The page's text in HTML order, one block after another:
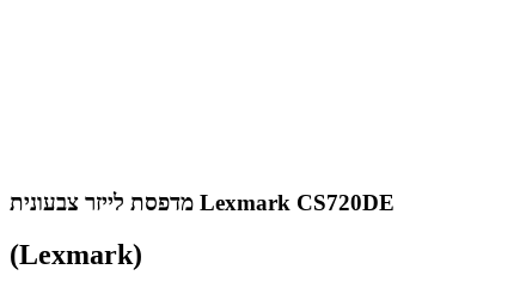
מדפסת לייזר צבעונית Lexmark CS720DE
(Lexmark)